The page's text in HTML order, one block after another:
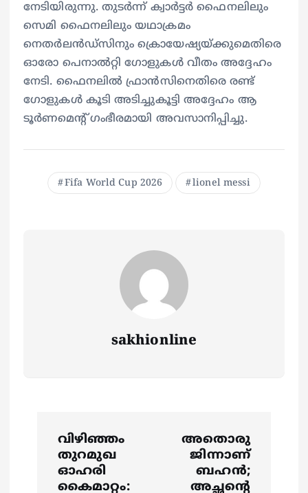
നേടിയിരുന്നു. തുടര്‍ന്ന് ക്വാര്‍ട്ടര്‍ ഫൈനലിലും
സെമി ഫൈനലിലും യഥാക്രമം
നെതര്‍ലന്‍ഡ്സിനും ക്രൊയേഷ്യയ്ക്കുമെതിരെ
ഓരോ പെനാല്‍റ്റി ഗോളുകള്‍ വീതം അദ്ദേഹം
നേടി. ഫൈനലില്‍ ഫ്രാന്‍സിനെതിരെ രണ്ട്
ഗോളുകള്‍ കൂടി അടിച്ചുകൂട്ടി അദ്ദേഹം ആ
ടൂര്‍ണമെന്റ് ഗംഭീരമായി അവസാനിപ്പിച്ചു.
Fifa World Cup 2026 lionel messi
sakhionline
വിഴിഞ്ഞം
തുറമുഖ
ഓഹരി
കൈമാറ്റം:
അതൊരു
ജിന്നാണ്
ബഹന്‍;
അച്ഛന്റെ